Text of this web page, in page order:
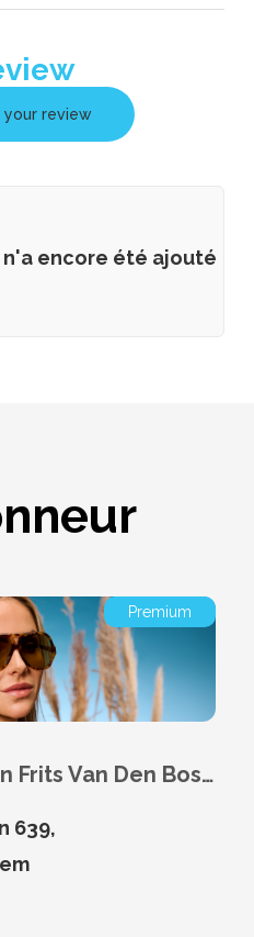
your review
encore été ajouté
Premium
Zien en Horen Frits Van Den Bosch
639,